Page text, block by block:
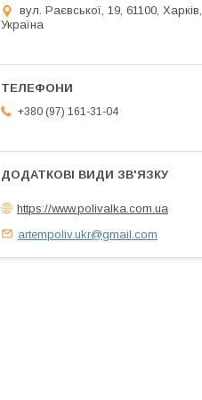
вул. Раєвської, 19, 61100, Харків,
Україна
+380 (97) 161-31-04
https://www.polivalka.com.ua
artempoliv.ukr@gmail.com